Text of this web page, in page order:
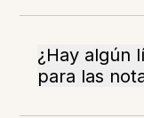
¿Hay algún
para las